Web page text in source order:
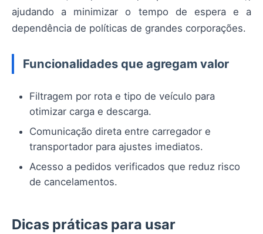
ajudando a minimizar o tempo de espera e a
dependência de políticas de grandes corporações.
Funcionalidades que agregam valor
Filtragem por rota e tipo de veículo para
otimizar carga e descarga.
Comunicação direta entre carregador e
transportador para ajustes imediatos.
Acesso a pedidos verificados que reduz risco
de cancelamentos.
Dicas práticas para usar